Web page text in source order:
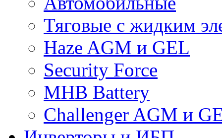
Тяговые с жидким
Haze AGM и GEL
Security Force
MHB Battery
Challenger AGM и